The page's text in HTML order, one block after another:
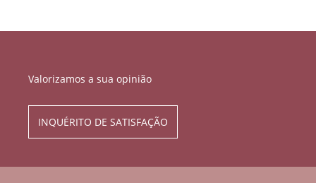
Valorizamos a sua opinião
INQUÉRITO DE SATISFAÇÃO